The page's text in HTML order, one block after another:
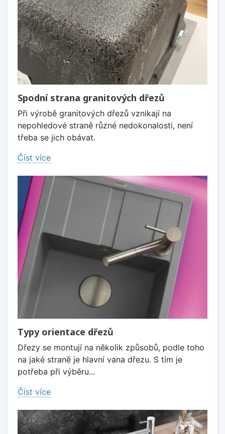
Spodní strana granitových dřezů
Při výrobě granitových dřezů vznikají na
nepohledové straně různé nedokonalosti, není
třeba se jich obávat.
Číst více
Typy orientace dřezů
Dřezy se montují na několik způsobů, podle toho
na jaké straně je hlavní vana dřezu. S tím je
potřeba při výběru...
Číst více